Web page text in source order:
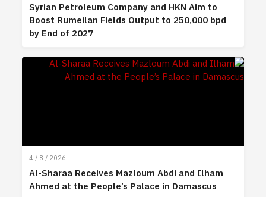
Syrian Petroleum Company and HKN Aim to
Boost Rumeilan Fields Output to 250,000 bpd
by End of 2027
4 / 8 / 2026
Al-Sharaa Receives Mazloum Abdi and Ilham
Ahmed at the People’s Palace in Damascus